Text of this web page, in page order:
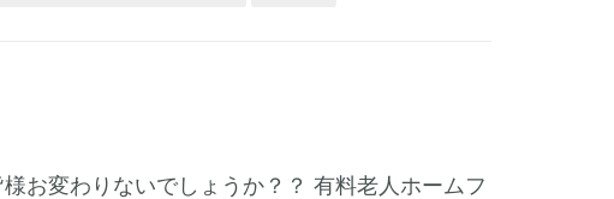
お変わりないでしょうか？？ 有料老人ホームフ